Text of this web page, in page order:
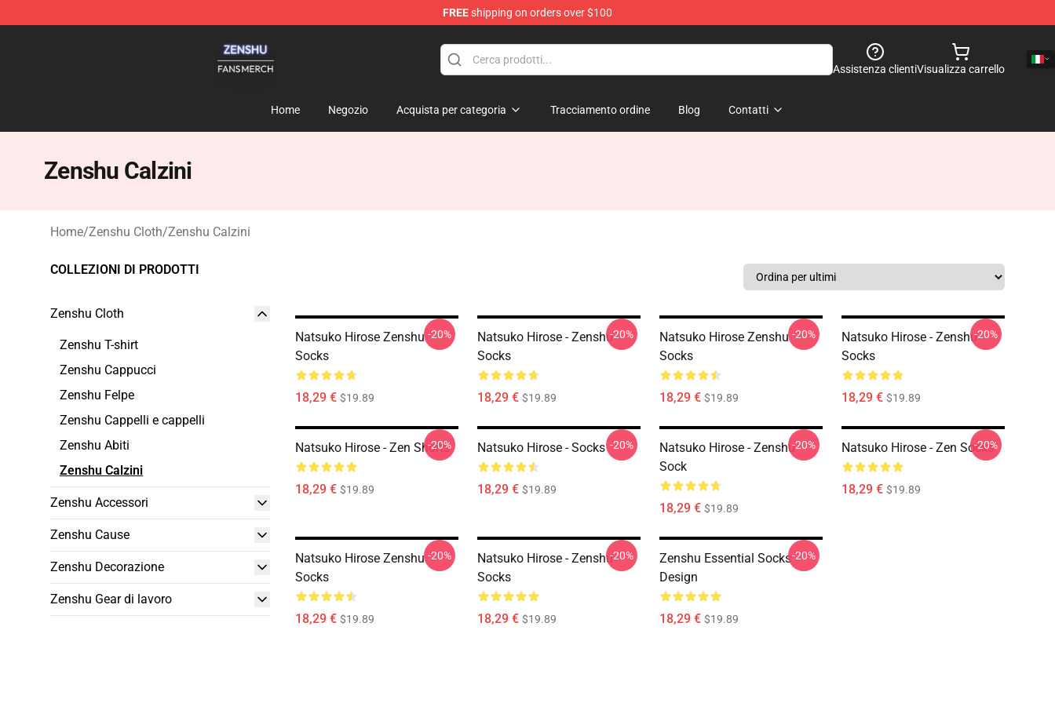
FREEshipping on orders over $100
Assistenza clientiVisualizza carrello
Home Negozio Acquista per categoria Tracciamento ordine Blog Contatti
Zenshu Calzini
Home/Zenshu Cloth/Zenshu Calzini
COLLEZIONI DI PRODOTTI
Zenshu Cloth
Zenshu T-shirt
Zenshu Cappucci
Zenshu Felpe
Zenshu Cappelli e cappelli
Zenshu Abiti
Zenshu Calzini
Zenshu Accessori
Zenshu Cause
Zenshu Decorazione
Zenshu Gear di lavoro
Natsuko Hirose Zenshu
Socks
18,29 € $19.89
-20%
Natsuko Hirose - Zenshu
Socks
18,29 € $19.89
-20%
Natsuko Hirose Zenshu
Socks
18,29 € $19.89
-20%
Natsuko Hirose - Zenshu
Socks
18,29 € $19.89
-20%
Natsuko Hirose - Zen Shorts
18,29 € $19.89
-20% Natsuko Hirose - Socks
18,29 € $19.89
-20%
Natsuko Hirose - Zenshu
Sock
18,29 € $19.89
-20% Natsuko Hirose - Zen Socks
18,29 € $19.89
-20%
Natsuko Hirose Zenshu
Socks
18,29 € $19.89
-20%
Natsuko Hirose - Zenshu
Socks
18,29 € $19.89
-20%
Zenshu Essential Socks
Design
18,29 € $19.89
-20%